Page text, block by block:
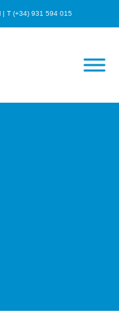
| T (+34) 931 594 015